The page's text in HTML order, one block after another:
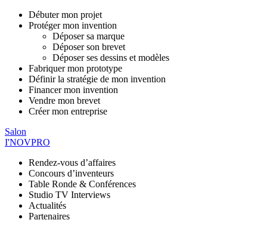
Débuter mon projet
Protéger mon invention
Déposer sa marque
Déposer son brevet
Déposer ses dessins et modèles
Fabriquer mon prototype
Définir la stratégie de mon invention
Financer mon invention
Vendre mon brevet
Créer mon entreprise
Salon
I'NOVPRO
Rendez-vous d’affaires
Concours d’inventeurs
Table Ronde & Conférences
Studio TV Interviews
Actualités
Partenaires